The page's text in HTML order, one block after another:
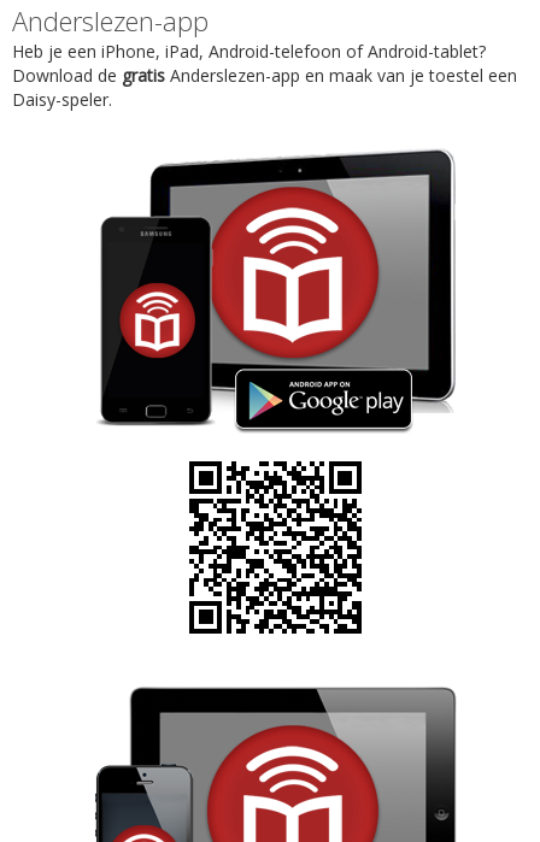
Anderslezen-app
Heb je een iPhone, iPad, Android-telefoon of Android-tablet?
Download de gratis Anderslezen-app en maak van je toestel een
Daisy-speler.